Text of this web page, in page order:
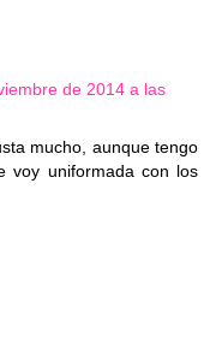
de 2014 a las
mucho, aunque tengo
voy uniformada con los